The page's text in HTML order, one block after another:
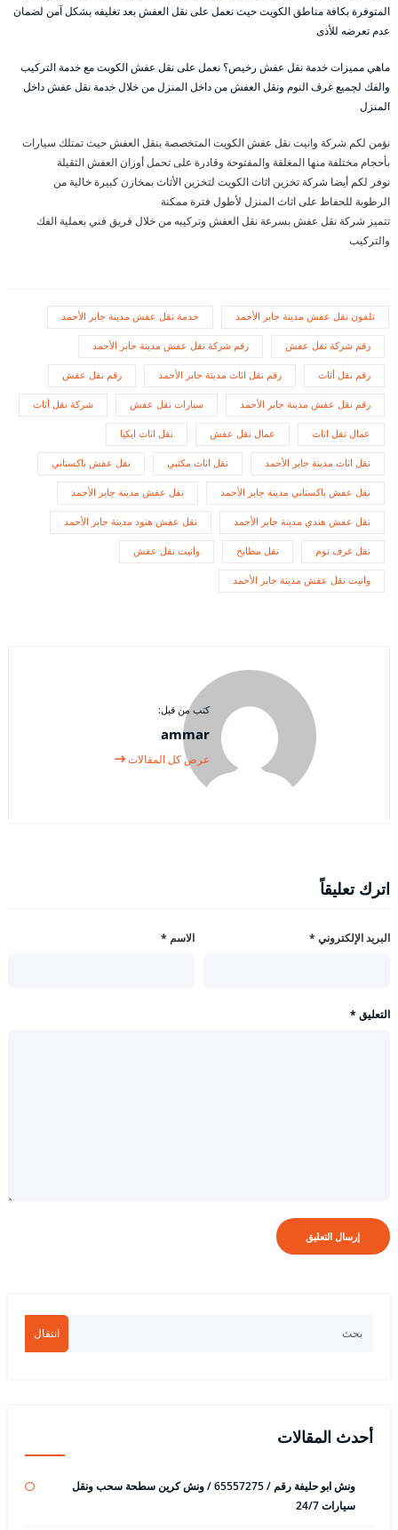
المتوفرة بكافة مناطق الكويت حيث نعمل على نقل العفش بعد تغليفه بشكل آمن لضمان
عدم تعرضه للأذى
ماهي مميزات خدمة نقل عفش رخيص؟ نعمل على نقل عفش الكويت مع خدمة التركيب
والفك لجميع غرف النوم ونقل العفش من داخل المنزل من خلال خدمة نقل عفش داخل
المنزل
نؤمن لكم شركة وانيت نقل عفش الكويت المتخصصة بنقل العفش حيث تمتلك سيارات
بأحجام مختلفة منها المغلقة والمفتوحة وقادرة على تحمل أوزان العفش الثقيلة
نوفر لكم أيضا شركة تخزين اثاث الكويت لتخزين الأثاث بمخازن كبيرة خالية من
الرطوبة للحفاظ على اثاث المنزل لأطول فترة ممكنة
تتميز شركة نقل عفش بسرعة نقل العفش وتركيبه من خلال فريق فني بعملية الفك
والتركيب
تلفون نقل عفش مدينة جابر الأحمد خدمة نقل عفش مدينة جابر الأحمد
رقم شركة نقل عفش رقم شركة نقل عفش مدينة جابر الأحمد
رقم نقل أثاث رقم نقل اثاث مدينة جابر الأحمد رقم نقل عفش
رقم نقل عفش مدينة جابر الأحمد سيارات نقل عفش شركة نقل أثاث
عمال نقل اثاث عمال نقل عفش نقل اثاث ايكيا
نقل اثاث مدينة جابر الأحمد نقل اثاث مكتبي نقل عفش باكستاني
نقل عفش باكستاني مدينة جابر الأحمد نقل عفش مدينة جابر الأحمد
نقل عفش هندي مدينة جابر الأحمد نقل عفش هنود مدينة جابر الأحمد
نقل غرف نوم نقل مطابخ وانيت نقل عفش
وانيت نقل عفش مدينة جابر الأحمد
كتب من قبل:
ammar
عرض كل المقالات
اترك تعليقاً
الاسم * البريد الإلكتروني *
التعليق *
انتقال
أحدث المقالات
ونش ابو حليفة رقم / 65557275 / ونش كرين سطحة سحب ونقل
سيارات 24/7